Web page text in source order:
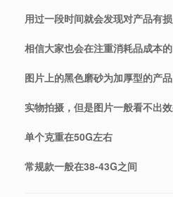
用过一段时间就会发现对产品有
相信大家也会在注重消耗品成本
图片上的黑色磨砂为加厚型的产品
实物拍摄，但是图片一般看不出
单个克重在50G左右
常规款一般在38-43G之间